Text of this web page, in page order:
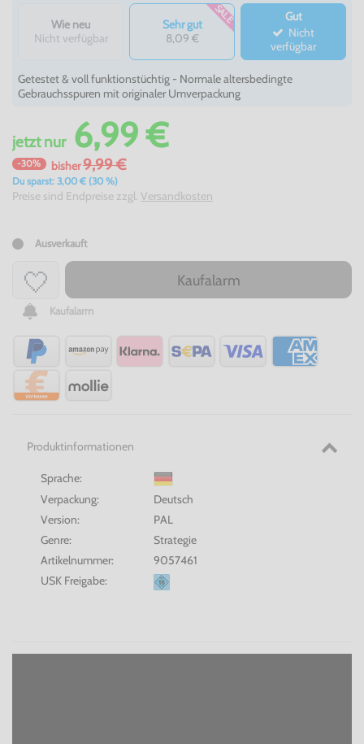
Wie neu
Nicht verfügbar
Sehr gut
8,09 €
SALE
Gut
verfügbar
Getestet & voll funktionstüchtig - Normale altersbedingte
Gebrauchsspuren mit originaler Umverpackung
jetztnur6,99 €
-30% bisher9,99 €
Du sparst: 3,00 € (30 %)
Preise sind Endpreise zzgl. Versandkosten
Ausverkauft
Kaufalarm
Kaufalarm
Produktinformationen
Sprache:
Verpackung:
Deutsch
Version:
PAL
Genre:
Strategie
Artikelnummer:
9057461
USK Freigabe: